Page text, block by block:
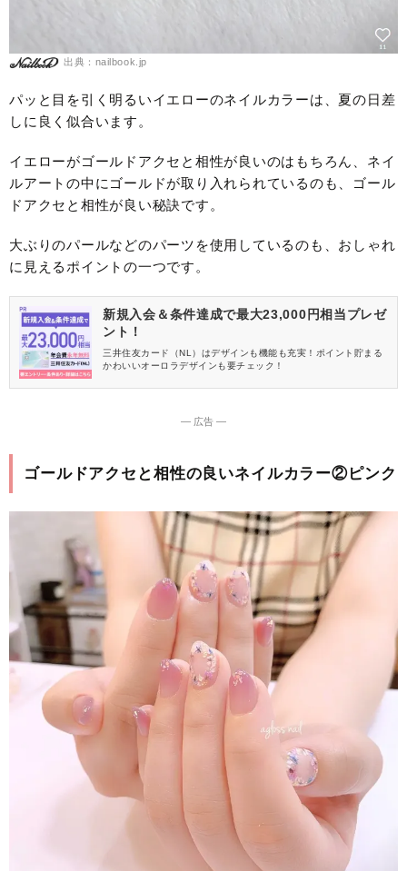
出典：nailbook.jp
パッと目を引く明るいイエローのネイルカラーは、夏の日差
しに良く似合います。
イエローがゴールドアクセと相性が良いのはもちろん、ネイ
ルアートの中にゴールドが取り入れられているのも、ゴール
ドアクセと相性が良い秘訣です。
大ぶりのパールなどのパーツを使用しているのも、おしゃれ
に見えるポイントの一つです。
新規入会＆条件達成で最大23,000円相当プレゼ
ント！
三井住友カード（NL）はデザインも機能も充実！ポイント貯まる
かわいいオーロラデザインも要チェック！
― 広告 ―
ゴールドアクセと相性の良いネイルカラー②ピンク